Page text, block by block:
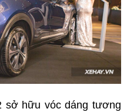
sở hữu vóc dáng tương